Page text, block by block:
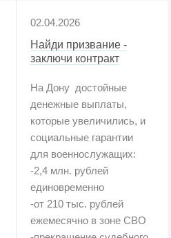
02.04.2026
Найди призвание -
заключи контракт
На Дону достойные
денежные выплаты,
которые увеличились, и
социальные гарантии
для военнослужащих:
-2,4 млн. рублей
единовременно
-от 210 тыс. рублей
ежемесячно в зоне СВО